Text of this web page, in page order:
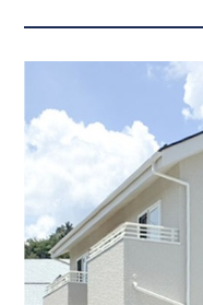
取り＆２階は無駄が
ンビニ、駅も徒歩圏…